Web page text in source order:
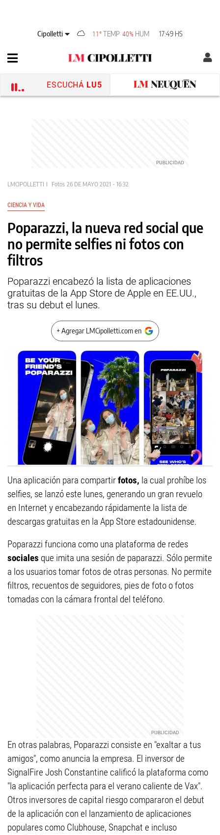
Cipolletti 11°TEMP 40% HUM 17:49 HS
ESCUCHÁ LU5
LMCIPOLLETTI Fotos 26 DE MAYO 2021 - 16:32
CIENCIA Y VIDA
Poparazzi, la nueva red social que
no permite selfies ni fotos con
filtros
Poparazzi encabezó la lista de aplicaciones
gratuitas de la App Store de Apple en EE.UU.,
tras su debut el lunes.
+ Agregar LMCipolletti.com en
Una aplicación para compartirfotos, la cual prohíbe los
selfies, se lanzó este lunes, generando un gran revuelo
en Internet y encabezando rápidamente la lista de
descargas gratuitas en la App Store estadounidense.
Poparazzi funciona como una plataforma de redes
sociales que imita una sesión de paparazzi. Sólo permite
a los usuarios tomar fotos de otras personas. No permite
filtros, recuentos de seguidores, pies de foto o fotos
tomadas con la cámara frontal del teléfono.
En otras palabras, Poparazzi consiste en "exaltar a tus
amigos", como anuncia la empresa. El inversor de
SignalFire Josh Constantine calificó la plataforma como
"la aplicación perfecta para el verano caliente de Vax".
Otros inversores de capital riesgo compararon el debut
de la aplicación con el lanzamiento de aplicaciones
populares como Clubhouse, Snapchat e incluso